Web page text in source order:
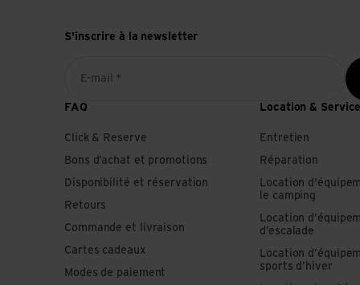
S'inscrire à la newsletter
E-mail *
FAQ
Click & Reserve
Bons d’achat et promotions
Disponibilité et réservation
Retours
Commande et livraison
Cartes cadeaux
Modes de paiement
Location &
Entretien
Réparation
Location
le camping
Location
d’escalade
Location
sports d’hiver